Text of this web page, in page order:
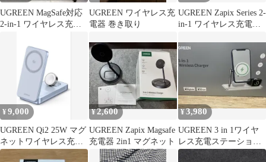
UGREEN MagSafe対応
2-in-1 ワイヤレス充電
UGREEN ワイヤレス充
電器 巻き取り
UGREEN Zapix Series 2-
in-1 ワイヤレス充電
¥9,000
UGREEN Qi2 25W マグ
ネットワイヤレス充電
器 3in1
¥2,600
UGREEN Zapix Magsafe
充電器 2in1 マグネット
¥3,980
UGREEN 3 in 1ワイヤ
レス充電ステーション
MagSafe